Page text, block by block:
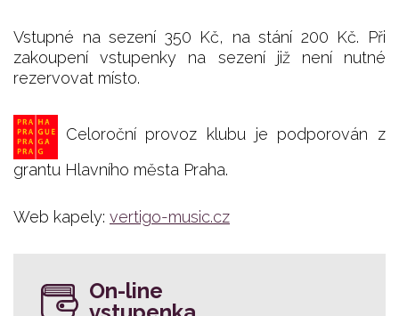
Vstupné na sezení 350 Kč, na stání 200 Kč. Při
zakoupení vstupenky na sezení již není nutné
rezervovat místo.
Celoroční provoz klubu je podporován z
grantu Hlavního města Praha.
Web kapely: vertigo-music.cz
On-line